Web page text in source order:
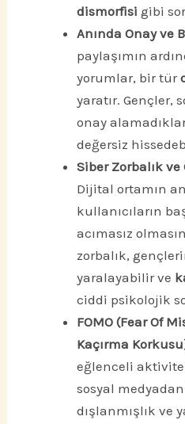
dismorfisi gibi
Anında Onay ve
paylaşımın
yorumlar, bir tür
yaratır. Gençler,
onay
değersiz
Siber Zorbalık
Dijital ortamın
kullanıcıların
acımasız
zorbalık,
yaralayabilir ve
ciddi psikolojik
FOMO (Fear Of
Kaçırma
eğlenceli
sosyal
dışlanmışlık ve